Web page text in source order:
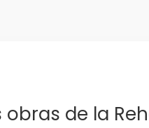
obras de la